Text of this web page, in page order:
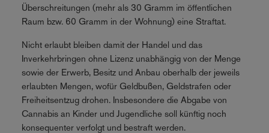
Überschreitungen (mehr als 30 Gramm im öffentlichen
Raum bzw. 60 Gramm in der Wohnung) eine Straftat.
Nicht erlaubt bleiben damit der Handel und das
Inverkehrbringen ohne Lizenz unabhängig von der Menge
sowie der Erwerb, Besitz und Anbau oberhalb der jeweils
erlaubten Mengen, wofür Geldbußen, Geldstrafen oder
Freiheitsentzug drohen. Insbesondere die Abgabe von
Cannabis an Kinder und Jugendliche soll künftig noch
konsequenter verfolgt und bestraft werden.